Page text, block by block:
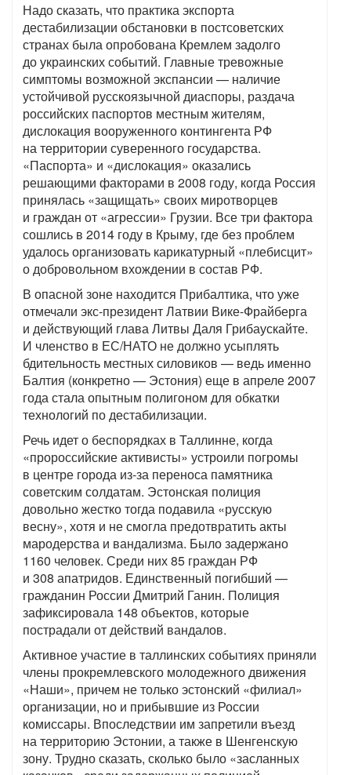
Надо сказать, что практика экспорта
дестабилизации обстановки в постсоветских
странах была опробована Кремлем задолго
до украинских событий. Главные тревожные
симптомы возможной экспансии — наличие
устойчивой русскоязычной диаспоры, раздача
российских паспортов местным жителям,
дислокация вооруженного контингента РФ
на территории суверенного государства.
«Паспорта» и «дислокация» оказались
решающими факторами в 2008 году, когда Россия
принялась «защищать» своих миротворцев
и граждан от «агрессии» Грузии. Все три фактора
сошлись в 2014 году в Крыму, где без проблем
удалось организовать карикатурный «плебисцит»
о добровольном вхождении в состав РФ.
В опасной зоне находится Прибалтика, что уже
отмечали экс-президент Латвии Вике-Фрайберга
и действующий глава Литвы Даля Грибаускайте.
И членство в ЕС/НАТО не должно усыплять
бдительность местных силовиков — ведь именно
Балтия (конкретно — Эстония) еще в апреле 2007
года стала опытным полигоном для обкатки
технологий по дестабилизации.
Речь идет о беспорядках в Таллинне, когда
«пророссийские активисты» устроили погромы
в центре города из-за переноса памятника
советским солдатам. Эстонская полиция
довольно жестко тогда подавила «русскую
весну», хотя и не смогла предотвратить акты
мародерства и вандализма. Было задержано
1160 человек. Среди них 85 граждан РФ
и 308 апатридов. Единственный погибший —
гражданин России Дмитрий Ганин. Полиция
зафиксировала 148 объектов, которые
пострадали от действий вандалов.
Активное участие в таллинских событиях приняли
члены прокремлевского молодежного движения
«Наши», причем не только эстонский «филиал»
организации, но и прибывшие из России
комиссары. Впоследствии им запретили въезд
на территорию Эстонии, а также в Шенгенскую
зону. Трудно сказать, сколько было «засланных